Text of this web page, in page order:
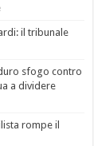
il tribunale
sfogo contro
a dividere
rompe il